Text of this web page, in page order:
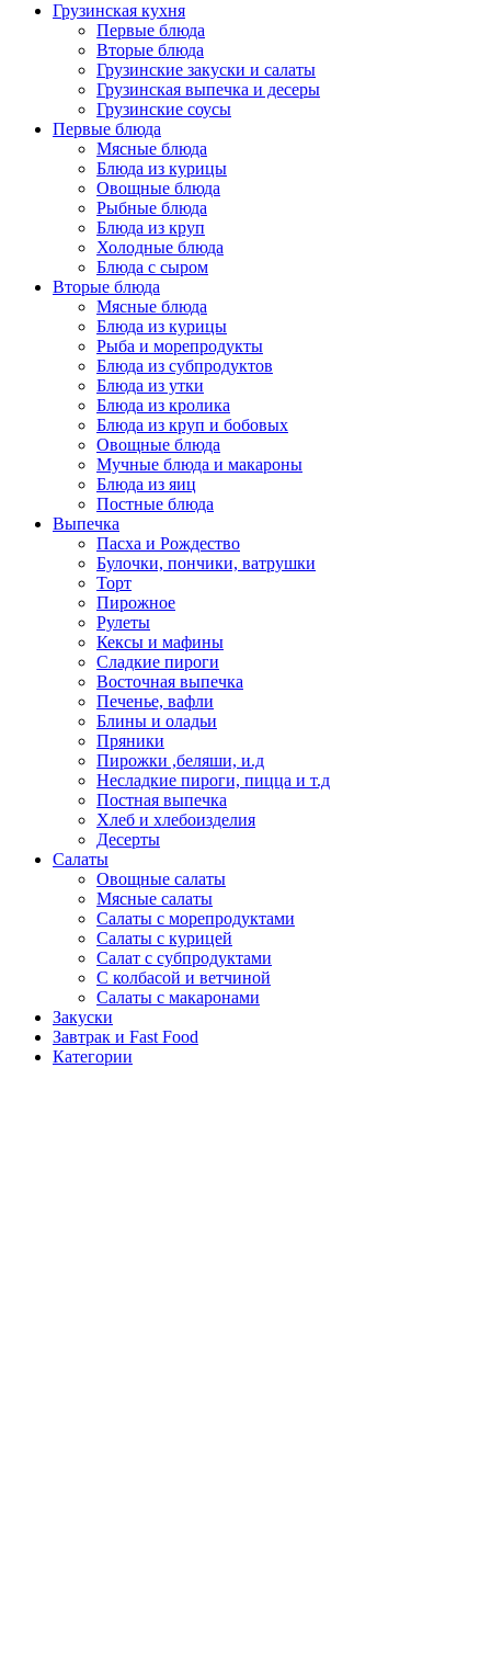
Грузинская кухня
Первые блюда
Вторые блюда
Грузинские закуски и салаты
Грузинская выпечка и десеры
Грузинские соусы
Первые блюда
Мясные блюда
Блюда из курицы
Овощные блюда
Рыбные блюда
Блюда из круп
Холодные блюда
Блюда с сыром
Вторые блюда
Мясные блюда
Блюда из курицы
Рыба и морепродукты
Блюда из субпродуктов
Блюда из утки
Блюда из кролика
Блюда из круп и бобовых
Овощные блюда
Мучные блюда и макароны
Блюда из яиц
Постные блюда
Выпечка
Пасха и Рождество
Булочки, пончики, ватрушки
Торт
Пирожное
Рулеты
Кексы и мафины
Сладкие пироги
Восточная выпечка
Печенье, вафли
Блины и оладьи
Пряники
Пирожки ,беляши, и.д
Несладкие пироги, пицца и т.д
Постная выпечка
Хлеб и хлебоизделия
Десерты
Салаты
Овощные салаты
Мясные салаты
Салаты с морепродуктами
Салаты с курицей
Салат с субпродуктами
С колбасой и ветчиной
Салаты с макаронами
Закуски
Завтрак и Fast Food
Категории